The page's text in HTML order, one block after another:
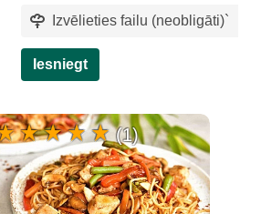
Izvēlieties failu (neobligāti)`
Iesniegt
(1)